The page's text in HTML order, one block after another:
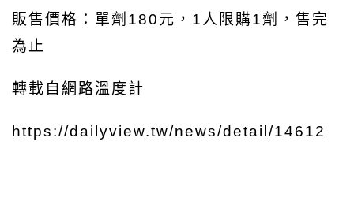
販售價格：單劑180元，1人限購1劑，售完
為止
轉載自網路溫度計
https://dailyview.tw/news/detail/14612